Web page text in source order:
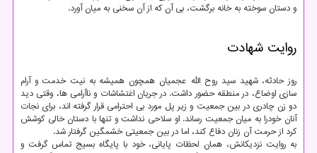
و دستان سوخته به خانه برگشت، بی آن که از آن سخنی به میان آورد.
روایت شهادت
روز حادثه، شهید سید روح الله عجمیان همچون همیشه به نیت خدمت و آرام
سازی اوضاع، در منطقه حضور داشت. در جریان اغتشاشات و ناآرامی ها، وقتی دید
دو زن چادری در بین جمعیت و زیر پل مورد بی احترامی قرار گرفته اند، برای نجات
آنان خودرا به میان جمعیت رساند. او سلاحی نداشت و تنها با دستان خالی کوشش
کرد از حرمت آن زنان دفاع کند، اما در بین جمعیتی خشمگین گرفتار شد.
به روایت نزدیکانش، همان لحظات پایانی، خود با پایگاه بسیج تماس گرفت و